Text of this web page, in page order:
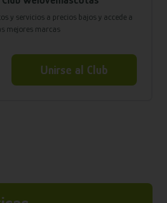
y servicios a precios bajos y accede a
mejores marcas
Unirse al Club